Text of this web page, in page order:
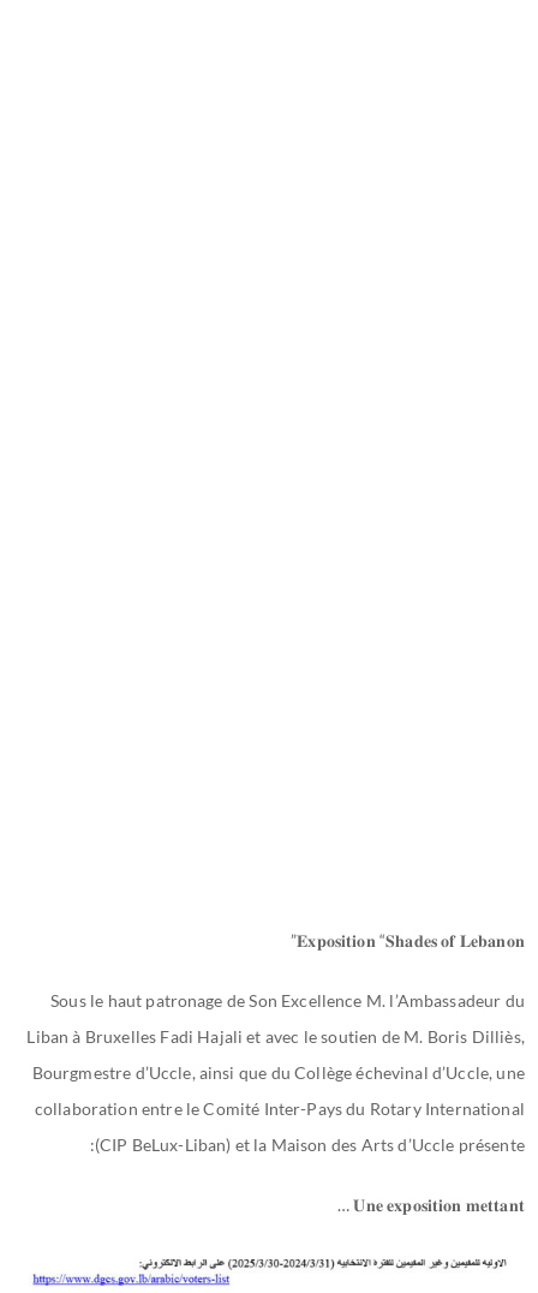
𝐄𝐱𝐩𝐨𝐬𝐢𝐭𝐢𝐨𝐧 “𝐒𝐡𝐚𝐝𝐞𝐬 𝐨𝐟 𝐋𝐞𝐛𝐚𝐧𝐨𝐧”
Sous le haut patronage de Son Excellence M. l’Ambassadeur du
Liban à Bruxelles Fadi Hajali et avec le soutien de M. Boris Dilliès,
Bourgmestre d’Uccle, ainsi que du Collège échevinal d’Uccle, une
collaboration entre le Comité Inter-Pays du Rotary International
(CIP BeLux-Liban) et la Maison des Arts d’Uccle présente:
𝐔𝐧𝐞 𝐞𝐱𝐩𝐨𝐬𝐢𝐭𝐢𝐨𝐧 𝐦𝐞𝐭𝐭𝐚𝐧𝐭 …